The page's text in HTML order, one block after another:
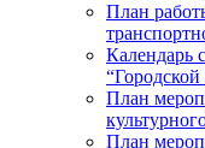
План
Календарь
План
План